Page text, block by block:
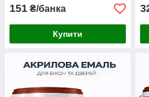
151 ₴/банка
Купити